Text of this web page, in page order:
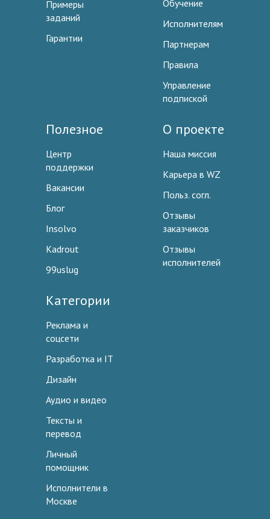
Примеры
заданий
Гарантии
Обучение
Исполнителям
Партнерам
Правила
Управление
подпиской
Полезное
Центр
поддержки
Вакансии
Блог
Insolvo
Kadrout
99uslug
О проекте
Наша миссия
Карьера в WZ
Польз. согл.
Отзывы
заказчиков
Отзывы
исполнителей
Категории
Реклама и
соцсети
Разработка и IT
Дизайн
Аудио и видео
Тексты и
перевод
Личный
помощник
Исполнители в
Москве